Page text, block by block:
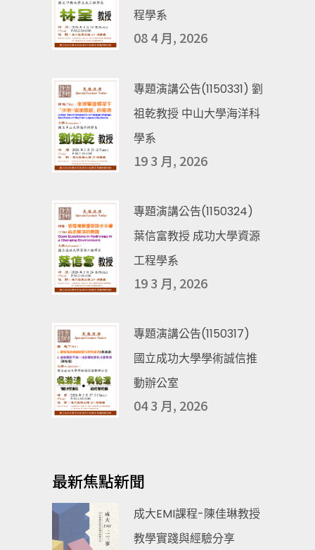
程學系
08 4 月, 2026
專題演講公告(1150331) 劉
祖乾教授 中山大學海洋科
學系
19 3 月, 2026
專題演講公告(1150324)
葉信富教授 成功大學資源
工程學系
19 3 月, 2026
專題演講公告(1150317)
國立成功大學學術誠信推
動辦公室
04 3 月, 2026
最新焦點新聞
成大EMI課程-陳佳琳教授
教學實踐與經驗分享